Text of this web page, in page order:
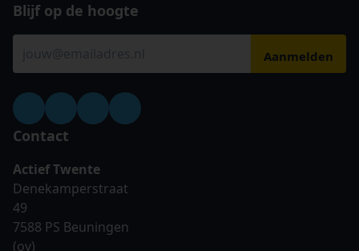
Blijf op de hoogte
Contact
Actief Twente
Denekamperstraat
49
7588 PS Beuningen
(ov)